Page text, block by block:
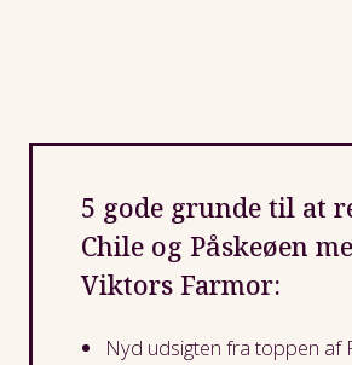
5 gode grunde til at
Chile og Påskeøen
Viktors Farmor:
Nyd udsigten fra toppen af